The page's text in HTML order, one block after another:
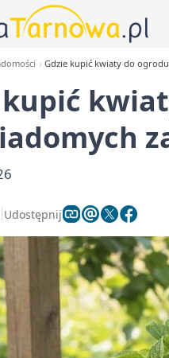
Gdzie kupić kwiaty do
kupić
Udostępnij